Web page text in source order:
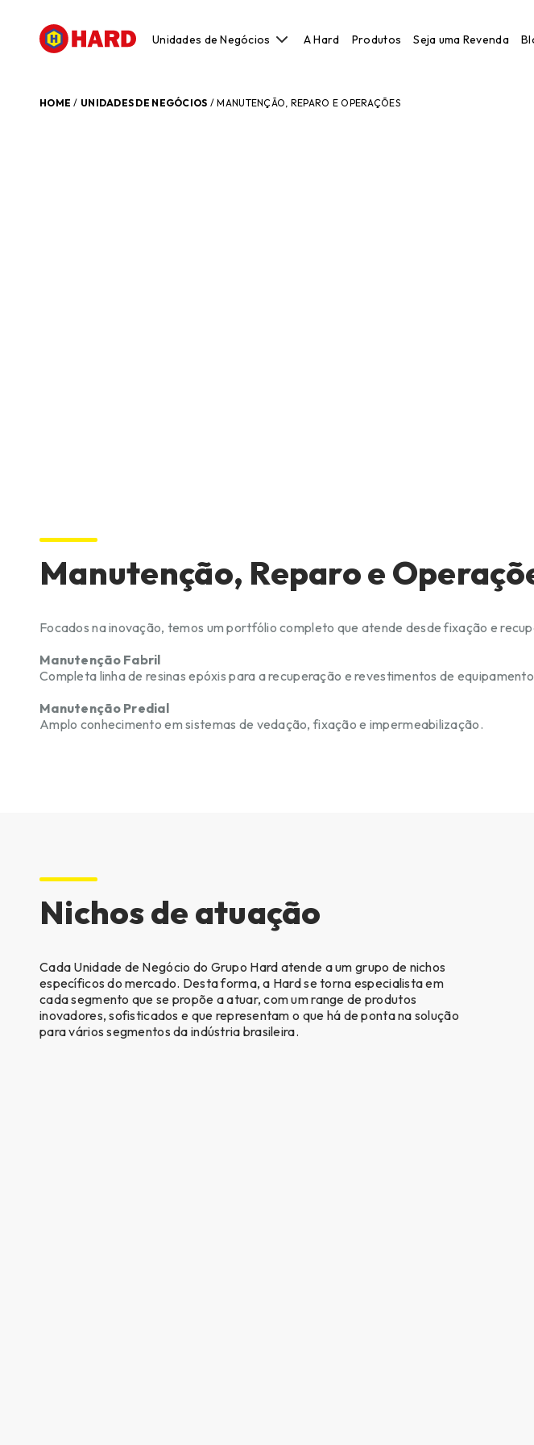
Unidades de Negócios
Construção Metálica e Pré-Moldado
A Hard Produtos Seja uma Revenda
HOME / UNIDADES DE NEGÓCIOS /MANUTENÇÃO, REPARO E OPERAÇÕES
Manutenção, Reparo e
Focados na inovação, temos um portfólio completo que atende desde fixação e
Manutenção Fabril
Completa linha de resinas epóxis para a recuperação e revestimentos de
Manutenção Predial
Amplo conhecimento em sistemas de vedação, fixação e impermeabilização.
Nichos de atuação
Cada Unidade de Negócio do Grupo Hard atende a um grupo de nichos
específicos do mercado. Desta forma, a Hard se torna especialista em
cada segmento que se propõe a atuar, com um range de produtos
inovadores, sofisticados e que representam o que há de ponta na solução
para vários segmentos da indústria brasileira.